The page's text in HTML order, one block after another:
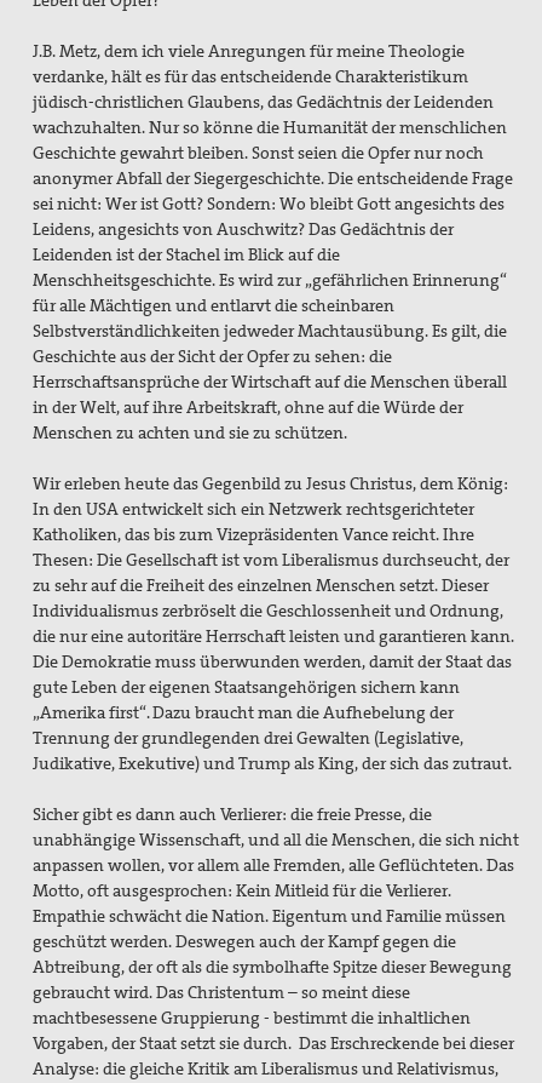
J.B. Metz, dem ich viele Anregungen für meine Theologie
verdanke, hält es für das entscheidende Charakteristikum
jüdisch-christlichen Glaubens, das Gedächtnis der Leidenden
wachzuhalten. Nur so könne die Humanität der menschlichen
Geschichte gewahrt bleiben. Sonst seien die Opfer nur noch
anonymer Abfall der Siegergeschichte. Die entscheidende Frage
sei nicht: Wer ist Gott? Sondern: Wo bleibt Gott angesichts des
Leidens, angesichts von Auschwitz? Das Gedächtnis der
Leidenden ist der Stachel im Blick auf die
Menschheitsgeschichte. Es wird zur „gefährlichen Erinnerung“
für alle Mächtigen und entlarvt die scheinbaren
Selbstverständlichkeiten jedweder Machtausübung. Es gilt, die
Geschichte aus der Sicht der Opfer zu sehen: die
Herrschaftsansprüche der Wirtschaft auf die Menschen überall
in der Welt, auf ihre Arbeitskraft, ohne auf die Würde der
Menschen zu achten und sie zu schützen.
Wir erleben heute das Gegenbild zu Jesus Christus, dem König:
In den USA entwickelt sich ein Netzwerk rechtsgerichteter
Katholiken, das bis zum Vizepräsidenten Vance reicht. Ihre
Thesen: Die Gesellschaft ist vom Liberalismus durchseucht, der
zu sehr auf die Freiheit des einzelnen Menschen setzt. Dieser
Individualismus zerbröselt die Geschlossenheit und Ordnung,
die nur eine autoritäre Herrschaft leisten und garantieren kann.
Die Demokratie muss überwunden werden, damit der Staat das
gute Leben der eigenen Staatsangehörigen sichern kann
„Amerika first“. Dazu braucht man die Aufhebelung der
Trennung der grundlegenden drei Gewalten (Legislative,
Judikative, Exekutive) und Trump als King, der sich das zutraut.
Sicher gibt es dann auch Verlierer: die freie Presse, die
unabhängige Wissenschaft, und all die Menschen, die sich nicht
anpassen wollen, vor allem alle Fremden, alle Geflüchteten. Das
Motto, oft ausgesprochen: Kein Mitleid für die Verlierer.
Empathie schwächt die Nation. Eigentum und Familie müssen
geschützt werden. Deswegen auch der Kampf gegen die
Abtreibung, der oft als die symbolhafte Spitze dieser Bewegung
gebraucht wird. Das Christentum – so meint diese
machtbesessene Gruppierung - bestimmt die inhaltlichen
Vorgaben, der Staat setzt sie durch. Das Erschreckende bei dieser
Analyse: die gleiche Kritik am Liberalismus und Relativismus,